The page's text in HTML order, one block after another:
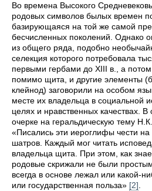
Во времена Высокого
родовых символов былых времен
базирующаяся на той же самой
бесчисленных поколений. Однако
из общего ряда, подобно
селекция которого потребовала
первыми гербами до XIII в., а
помимо щита, и другие элементы
клейнод) заговорили на особом
месте их владельца в социальной
целях и нравственных качествах.
очерке на геральдическую тему
«Писались эти иероглифы чести
шатров. Каждый мог читать
владельца щита. При этом, как
родовые скрижали не были
всегда в основе лежал или какой-
или государственная польза» [2]